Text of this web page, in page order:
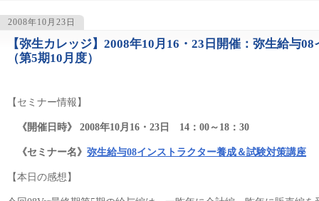
2008年10月23日
【弥生カレッジ】2008年10月16・23日開催：弥生給与
（第5期10月度）
【セミナー情報】
《開催日時》 2008年10月16・23日 14：00～18：30
《セミナー名》 弥生給与08インストラクター養成＆試験対策講座
【本日の感想】